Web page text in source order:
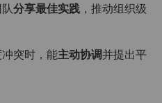
分享最佳实践 ，推动组织级
冲突时，能主动协调并提出平